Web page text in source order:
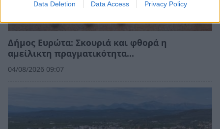
Data Deletion Data Access Privacy Policy
Δήμος Ευρώτα: Σκουριά και φθορά η
αμείλικτη πραγματικότητα…
04/08/2026 09:07